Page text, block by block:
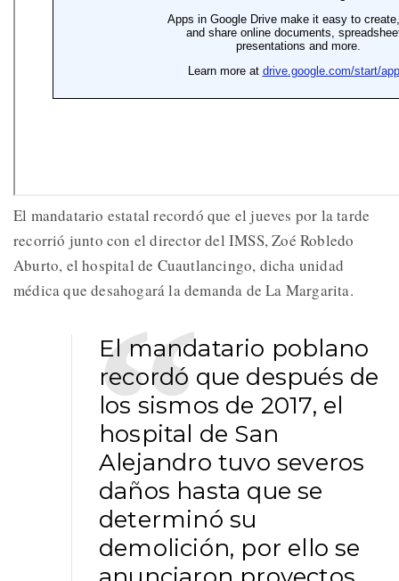
El mandatario estatal recordó que el jueves por la tarde
recorrió junto con el director del IMSS, Zoé Robledo
Aburto, el hospital de Cuautlancingo, dicha unidad
médica que desahogará la demanda de La Margarita.
El mandatario poblano
recordó que después de
los sismos de 2017, el
hospital de San
Alejandro tuvo severos
daños hasta que se
determinó su
demolición, por ello se